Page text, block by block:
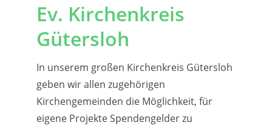
Ev. Kirchenkreis
Gütersloh
In unserem großen Kirchenkreis Gütersloh
geben wir allen zugehörigen
Kirchengemeinden die Möglichkeit, für
eigene Projekte Spendengelder zu